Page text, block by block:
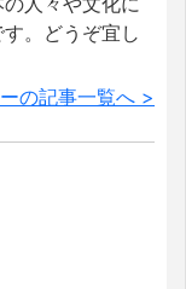
。どうぞ宜し
の記事一覧へ >